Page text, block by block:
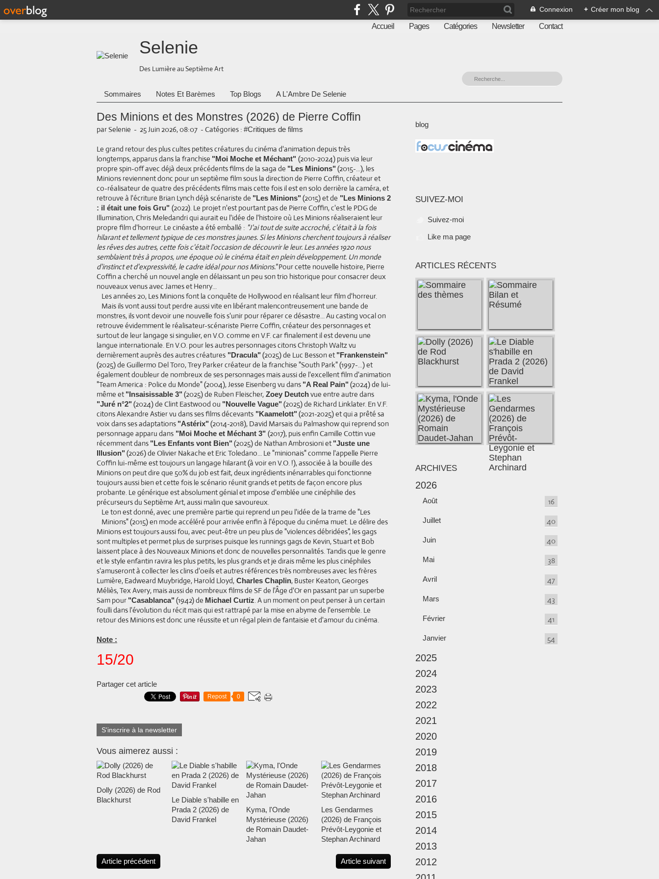
Connexion + Créer mon blog
Accueil Pages Catégories Newsletter Contact
Selenie
Des Lumière au Septième Art
Sommaires Notes Et Barèmes Top Blogs A L'Ambre De Selenie
Des Minions et des Monstres (2026) de Pierre Coffin
par Selenie - 25 Juin 2026, 08:07 - Catégories : #Critiques de films
Le grand retour des plus cultes petites créatures du cinéma d'animation depuis très
longtemps, apparus dans la franchise "Moi Moche et Méchant" (2010-2024) puis via leur
propre spin-off avec déjà deux précédents films de la saga de "Les Minions" (2015-...), les
Minions reviennent donc pour un septième film sous la direction de Pierre Coffin, créateur et
co-réalisateur de quatre des précédents films mais cette fois il est en solo derrière la caméra, et
retrouve à l'écriture Brian Lynch déjà scénariste de "Les Minions" (2015) et de "Les Minions 2
: il était une fois Gru" (2022). Le projet n'est pourtant pas de Pierre Coffin, c'est le PDG de
Illumination, Chris Meledandri qui aurait eu l'idée de l'histoire où Les Minions réaliseraient leur
propre film d'horreur. Le cinéaste a été emballé : "J'ai tout de suite accroché, c'était à la fois
hilarant et tellement typique de ces monstres jaunes. Si les Minions cherchent toujours à réaliser
les rêves des autres, cette fois c'était l'occasion de découvrir le leur. Les années 1920 nous
semblaient très à propos, une époque où le cinéma était en plein développement. Un monde
d'instinct et d'expressivité, le cadre idéal pour nos Minions."Pour cette nouvelle histoire, Pierre
Coffin a cherché un nouvel angle en délaissant un peu son trio historique pour consacrer deux
nouveaux venus avec James et Henry...
Les années 20, Les Minions font la conquête de Hollywood en réalisant leur film d'horreur.
Mais ils vont aussi tout perdre aussi vite en libérant malencontreusement une bande de
monstres, ils vont devoir une nouvelle fois s'unir pour réparer ce désastre... Au casting vocal on
retrouve évidemment le réalisateur-scénariste Pierre Coffin, créateur des personnages et
surtout de leur langage si singulier, en V.O. comme en V.F. car finalement il est devenu une
langue internationale. En V.O. pour les autres personnages citons Christoph Waltz vu
dernièrement auprès des autres créatures "Dracula" (2025) de Luc Besson et "Frankenstein"
(2025) de Guillermo Del Toro, Trey Parker créateur de la franchise "South Park" (1997-...) et
également doubleur de nombreux de ses personnages mais aussi de l'excellent film d'animation
"Team America : Police du Monde" (2004), Jesse Eisenberg vu dans "A Real Pain" (2024) de lui-
même et "Insaisissable 3" (2025) de Ruben Fleischer, Zoey Deutchvue entre autre dans
"Juré n°2" (2024) de Clint Eastwood ou "Nouvelle Vague" (2025) de Richard Linklater. En V.F.
citons Alexandre Astier vu dans ses films décevants "Kaamelott" (2021-2025) et qui a prêté sa
voix dans ses adaptations "Astérix" (2014-2018), David Marsais du Palmashow qui reprend son
personnage apparu dans "Moi Moche et Méchant 3" (2017), puis enfin Camille Cottin vue
récemment dans "Les Enfants vont Bien" (2025) de Nathan Ambrosioni et "Juste une
Illusion" (2026) de Olivier Nakache et Eric Toledano... Le "minionais" comme l'appelle Pierre
Coffin lui-même est toujours un langage hilarant (à voir en V.O. !), associée à la bouille des
Minions on peut dire que 50% du job est fait, deux ingrédients inénarrables qui fonctionne
toujours aussi bien et cette fois le scénario réunit grands et petits de façon encore plus
probante. Le générique est absolument génial et impose d'emblée une cinéphilie des
précurseurs du Septième Art, aussi malin que savoureux.
Le ton est donné, avec une première partie qui reprend un peu l'idée de la trame de "Les
Minions" (2015) en mode accéléré pour arrivée enfin à l'époque du cinéma muet. Le délire des
Minions est toujours aussi fou, avec peut-être un peu plus de "violences débridées", les gags
sont multiples et permet plus de surprises puisque les runnings gags de Kevin, Stuart et Bob
laissent place à des Nouveaux Minions et donc de nouvelles personnalités. Tandis que le genre
et le style enfantin ravira les plus petits, les plus grands et je dirais même les plus cinéphiles
s'amuseront à collecter les clins d'oeils et autres références très nombreuses avec les frères
Lumière, Eadweard Muybridge, Harold Lloyd, Charles Chaplin, Buster Keaton, Georges
Méliès, Tex Avery, mais aussi de nombreux films de SF de l'Âge d'Or en passant par un superbe
Sam pour "Casablanca" (1942) de Michael Curtiz. A un moment on peut penser à un certain
foulli dans l'évolution du récit mais qui est rattrapé par la mise en abyme de l'ensemble. Le
retour des Minions est donc une réussite et un régal plein de fantaisie et d'amour du cinéma.
Note :
15/20
Partager cet article
Repost 0
S'inscrire à la newsletter
Vous aimerez aussi :
Dolly (2026) de Rod
Blackhurst
Le Diable s'habille en
Prada 2 (2026) de
David Frankel
Kyma, l'Onde
Mystérieuse (2026)
de Romain Daudet-
Jahan
Les Gendarmes
(2026) de François
Prévôt-Leygonie et
Stephan Archinard
Article précédent Article suivant
blog
SUIVEZ-MOI
Suivez-moi
Like ma page
ARTICLES RÉCENTS
ARCHIVES
2026
Août 16
Juillet 40
Juin 40
Mai 38
Avril 47
Mars 43
Février 41
Janvier 54
2025
2024
2023
2022
2021
2020
2019
2018
2017
2016
2015
2014
2013
2012